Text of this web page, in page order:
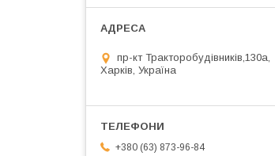
пр-кт Тракторобудівників,130а,
Харків, Україна
+380 (63) 873-96-84